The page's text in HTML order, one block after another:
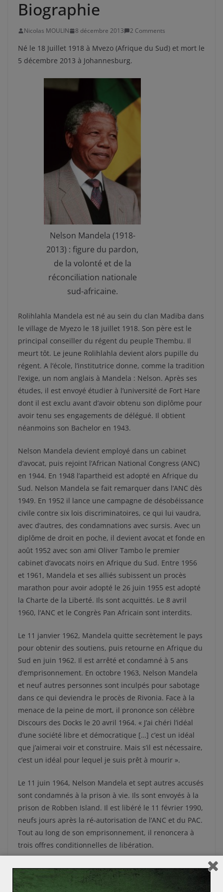
Biographie
Nicolas MOULIN 8 décembre 2013 2 Comments
Né le 18 Juillet 1918 à Mvezo (Afrique du Sud) et mort le
5 décembre 2013 à Johannesburg.
Nelson Mandela (1918-
2013) : figure du pardon,
de la volonté et de la
réconciliation nationale
sud-africaine.
Rolihlahla Mandela est né au sein du clan Madiba dans
le village de Myezo le 18 juillet 1918. Son père est le
principal conseiller du régent du peuple Thembu. Il
meurt tôt. Le jeune Rolihlahla devient alors pupille du
régent. A l’école, l’institutrice donne, comme la tradition
l’exige, un nom anglais à Mandela : Nelson. Après ses
études, il est envoyé étudier à l’université de Fort Hare
dont il est exclu avant d’avoir obtenu son diplôme pour
avoir tenu ses engagements de délégué. Il obtient
néanmoins son Bachelor en 1943.
Nelson Mandela devient employé dans un cabinet
d’avocat, puis rejoint l’African National Congress (ANC)
en 1944. En 1948 l’apartheid est adopté en Afrique du
Sud. Nelson Mandela se fait remarquer dans l’ANC dès
1949. En 1952 il lance une campagne de désobéissance
civile contre six lois discriminatoires, ce qui lui vaudra,
avec d’autres, des condamnations avec sursis. Avec un
diplôme de droit en poche, il devient avocat et fonde en
août 1952 avec son ami Oliver Tambo le premier
cabinet d’avocats noirs en Afrique du Sud. Entre 1956
et 1961, Mandela et ses alliés subissent un procès
marathon pour avoir adopté le 26 juin 1955 est adopté
la Charte de la Liberté. Ils sont acquittés. Le 8 avril
1960, l’ANC et le Congrès Pan Africain sont interdits.
Le 11 janvier 1962, Mandela quitte secrètement le pays
pour obtenir des soutiens, puis retourne en Afrique du
Sud en juin 1962. Il est arrêté et condamné à 5 ans
d’emprisonnement. En octobre 1963, Nelson Mandela
et neuf autres personnes sont inculpés pour sabotage
dans ce qui deviendra le procès de Rivonia. Face à la
menace de la peine de mort, il prononce son célèbre
Discours des Docks le 20 avril 1964. « J’ai chéri l’idéal
d’une société libre et démocratique […] c’est un idéal
que j’aimerai voir et construire. Mais s’il est nécessaire,
c’est un idéal pour lequel je suis prêt à mourir ».
Le 11 juin 1964, Nelson Mandela et sept autres accusés
sont condamnés à la prison à vie. Ils sont envoyés à la
prison de Robben Island. Il est libéré le 11 février 1990,
neufs jours après la ré-autorisation de l’ANC et du PAC.
Tout au long de son emprisonnement, il renoncera à
trois offres conditionnelles de libération.
Nelson Mandela relance les négociations et en 1991 le
parlement vote la suppression des dernières lois